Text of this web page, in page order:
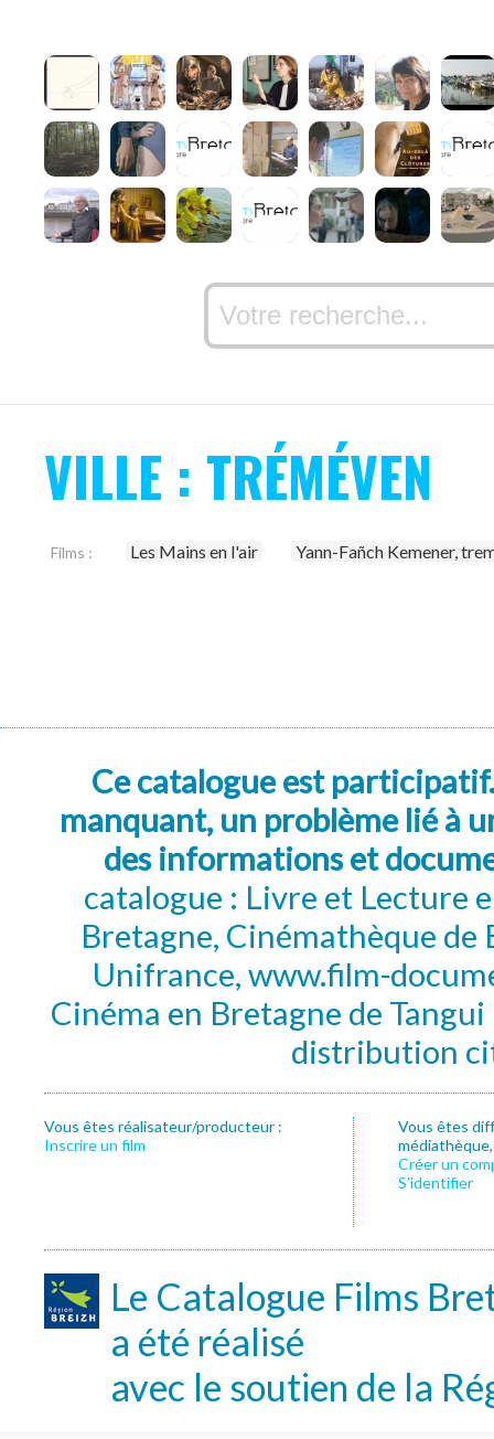
VILLE : TRÉMÉVEN
Films : Les Mains en l'air Yann-Fañch Kemener,
Ce catalogue est
manquant, un problème lié à
des informations et
catalogue : Livre et Lecture
Bretagne, Cinémathèque de
Unifrance, www.film-
Cinéma en Bretagne de
distribution
Vous êtes réalisateur/producteur :
Inscrire un film
Vous êtes
Créer un
S’identifier
Le Catalogue Films
a été réalisé
avec le soutien de la